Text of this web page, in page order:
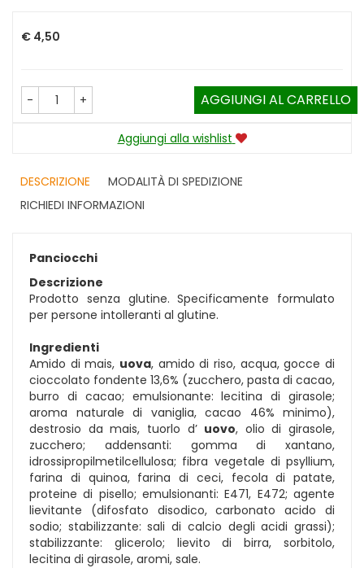
Prezzo
€ 4,50
- + AGGIUNGI AL CARRELLO
Aggiungi alla wishlist
DESCRIZIONE
MODALITÀ DI SPEDIZIONE
RICHIEDI INFORMAZIONI
Panciocchi
Descrizione
Prodotto senza glutine. Specificamente formulato
per persone intolleranti al glutine.
Ingredienti
Amido di mais, uova, amido di riso, acqua, gocce di
cioccolato fondente 13,6% (zucchero, pasta di cacao,
burro di cacao; emulsionante: lecitina di girasole;
aroma naturale di vaniglia, cacao 46% minimo),
destrosio da mais, tuorlo d’ uovo, olio di girasole,
zucchero; addensanti: gomma di xantano,
idrossipropilmetilcellulosa; fibra vegetale di psyllium,
farina di quinoa, farina di ceci, fecola di patate,
proteine di pisello; emulsionanti: E471, E472; agente
lievitante (difosfato disodico, carbonato acido di
sodio; stabilizzante: sali di calcio degli acidi grassi);
stabilizzante: glicerolo; lievito di birra, sorbitolo,
lecitina di girasole, aromi, sale.